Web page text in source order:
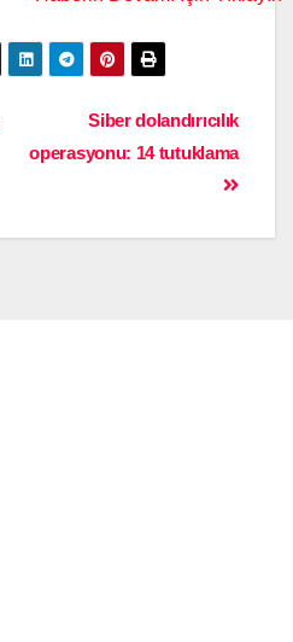
Siber dolandırıcılık
operasyonu: 14 tutuklama